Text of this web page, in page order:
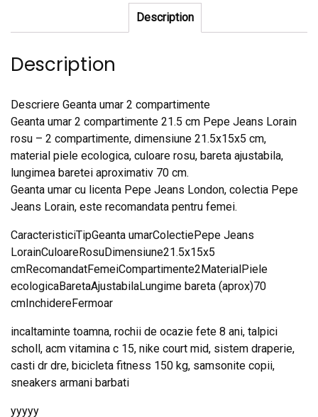
Description
Description
Descriere Geanta umar 2 compartimente
Geanta umar 2 compartimente 21.5 cm Pepe Jeans Lorain
rosu – 2 compartimente, dimensiune 21.5x15x5 cm,
material piele ecologica, culoare rosu, bareta ajustabila,
lungimea baretei aproximativ 70 cm.
Geanta umar cu licenta Pepe Jeans London, colectia Pepe
Jeans Lorain, este recomandata pentru femei.
CaracteristiciTipGeanta umarColectiePepe Jeans
LorainCuloareRosuDimensiune21.5x15x5
cmRecomandatFemeiCompartimente2MaterialPiele
ecologicaBaretaAjustabilaLungime bareta (aprox)70
cmInchidereFermoar
incaltaminte toamna, rochii de ocazie fete 8 ani, talpici
scholl, acm vitamina c 15, nike court mid, sistem draperie,
casti dr dre, bicicleta fitness 150 kg, samsonite copii,
sneakers armani barbati
yyyyy